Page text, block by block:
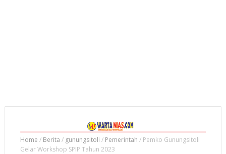
Home / Berita / gunungsitoli / Pemerintah / Pemko Gunungsitoli
Gelar Workshop SPIP Tahun 2023